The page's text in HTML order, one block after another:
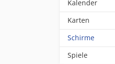
Kalender
Karten
Schirme
Spiele